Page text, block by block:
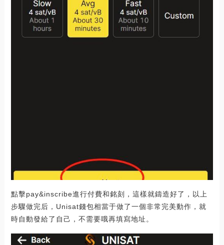
點擊pay&inscribe進行付費和銘刻，這樣就鑄造好了，以上
步驟做完后，Unisat錢包相當于做了一個非常完美動作，就
時自動發給了自己，不需要哦再填寫地址。